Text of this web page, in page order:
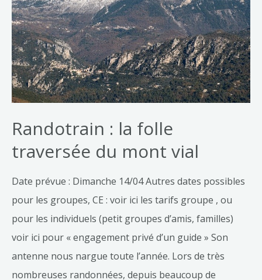
Randotrain : la folle
traversée du mont vial
Date prévue : Dimanche 14/04 Autres dates possibles
pour les groupes, CE : voir ici les tarifs groupe , ou
pour les individuels (petit groupes d’amis, familles)
voir ici pour « engagement privé d’un guide » Son
antenne nous nargue toute l’année. Lors de très
nombreuses randonnées, depuis beaucoup de